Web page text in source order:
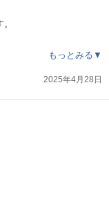
もっとみる▼
2025年4月28日